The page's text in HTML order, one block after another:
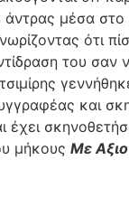
µέσα
ότι
του
και
µήκους Με